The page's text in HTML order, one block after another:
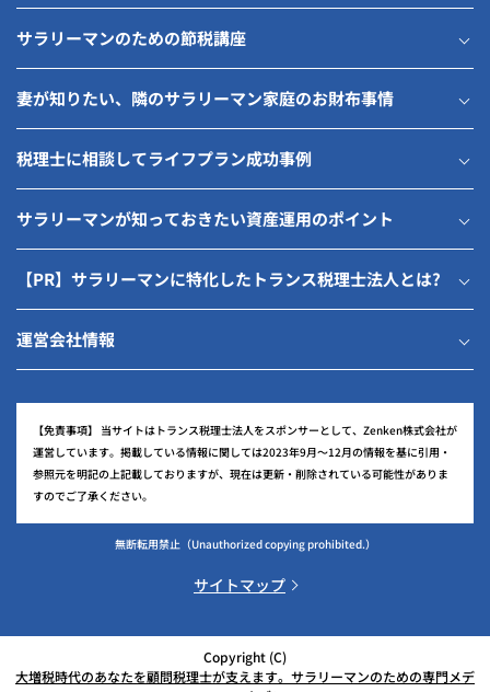
サラリーマンのための節税講座
妻が知りたい、隣のサラリーマン家庭のお財布事情
税理士に相談してライフプラン成功事例
サラリーマンが知っておきたい資産運用のポイント
【PR】サラリーマンに特化したトランス税理士法人とは?
運営会社情報
【免責事項】 当サイトはトランス税理士法人をスポンサーとして、Zenken株式会社が
運営しています。掲載している情報に関しては2023年9月～12月の情報を基に引用・
参照元を明記の上記載しておりますが、現在は更新・削除されている可能性がありま
すのでご了承ください。
無断転用禁止（Unauthorized copying prohibited.）
サイトマップ
Copyright (C)
大増税時代のあなたを顧問税理士が支えます。サラリーマンのための専門メデ